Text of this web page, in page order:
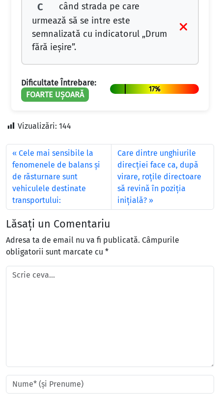
C
când strada pe care
urmează să se intre este
semnalizată cu indicatorul „Drum
fără ieşire”.
Dificultate Întrebare:
FOARTE UȘOARĂ
17%
Vizualizări: 144
Cele mai sensibile la
fenomenele de balans şi
de răsturnare sunt
vehiculele destinate
transportului:
Care dintre unghiurile
direcţiei face ca, după
virare, roţile directoare
să revină în poziţia
iniţială?
Lăsați un Comentariu
Adresa ta de email nu va fi publicată. Câmpurile
obligatorii sunt marcate cu *